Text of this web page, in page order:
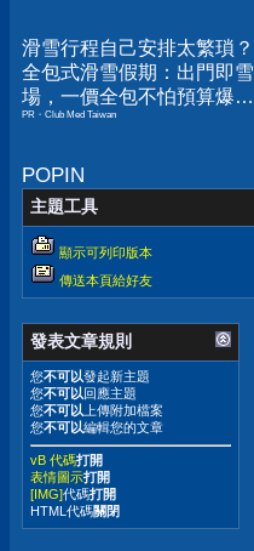
滑雪行程自己安排太繁瑣？
全包式滑雪假期：出門即雪
場，一價全包不怕預算爆
表！
PR・Club Med Taiwan
POPIN
主題工具
顯示可列印版本
傳送本頁給好友
發表文章規則
您不可以發起新主題
您不可以回應主題
您不可以上傳附加檔案
您不可以編輯您的文章
vB 代碼打開
表情圖示打開
[IMG]代碼打開
HTML代碼關閉